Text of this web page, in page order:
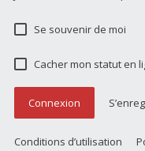
Se souvenir de moi
Cacher mon statut en
Connexion
Conditions d’utilisation